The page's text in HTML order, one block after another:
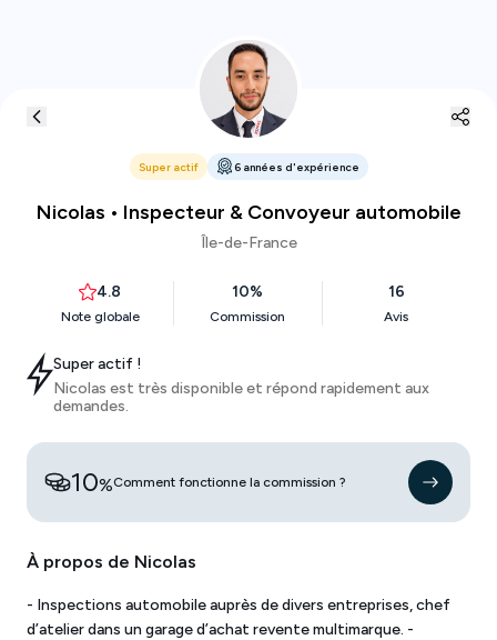
Super actif 6 années d'expérience
Nicolas • Inspecteur & Convoyeur automobile
Île-de-France
4.8
Note globale
10%
Commission
16
Avis
Super actif !
Nicolas est très disponible et répond rapidement aux
demandes.
10%Comment fonctionne la commission ?
À propos de Nicolas
- Inspections automobile auprès de divers entreprises, chef
d’atelier dans un garage d’achat revente multimarque. -